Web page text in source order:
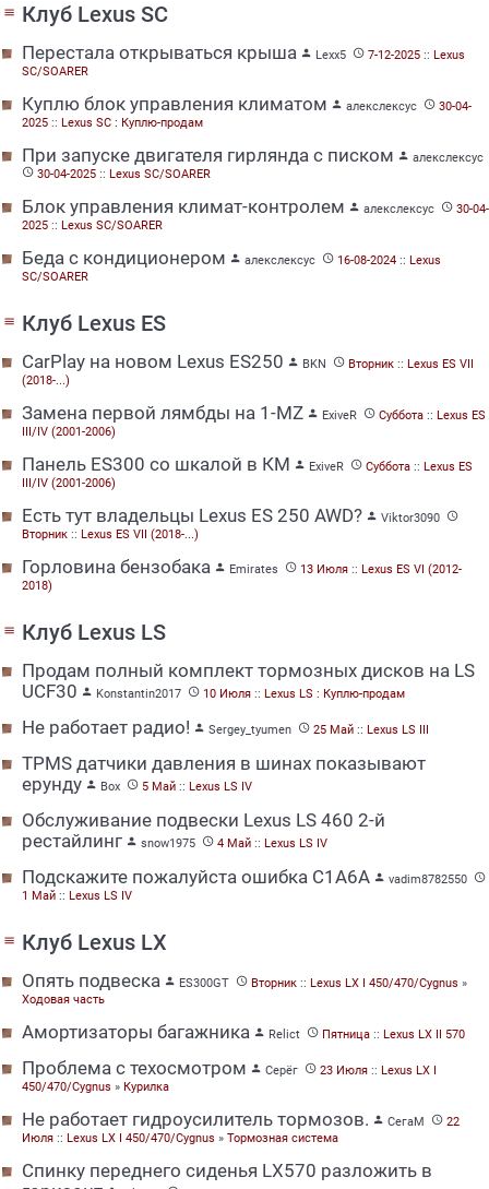
menu Клуб Lexus SC
Перестала открываться крыша  Lexx5  7-12-2025 :: Lexus
SC/SOARER
Куплю блок управления климатом  алекслексус  30-04-
2025 :: Lexus SC : Куплю-продам
При запуске двигателя гирлянда с писком  алекслексус
 30-04-2025 :: Lexus SC/SOARER
Блок управления климат-контролем  алекслексус  30-04-
2025 :: Lexus SC/SOARER
Беда с кондиционером  алекслексус  16-08-2024 :: Lexus
SC/SOARER
menu Клуб Lexus ES
CarPlay на новом Lexus ES250  BKN  Вторник :: Lexus ES VII
(2018-...)
Замена первой лямбды на 1-MZ  ExiveR  Суббота :: Lexus ES
III/IV (2001-2006)
Панель ES300 со шкалой в КМ  ExiveR  Суббота :: Lexus ES
III/IV (2001-2006)
Есть тут владельцы Lexus ES 250 AWD?  Viktor3090 
Вторник :: Lexus ES VII (2018-...)
Горловина бензобака  Emirates  13 Июля :: Lexus ES VI (2012-
2018)
menu Клуб Lexus LS
Продам полный комплект тормозных дисков на LS
UCF30  Konstantin2017  10 Июля :: Lexus LS : Куплю-продам
Не работает радио!  Sergey_tyumen  25 Май :: Lexus LS III
TPMS датчики давления в шинах показывают
ерунду  Box  5 Май :: Lexus LS IV
Обслуживание подвески Lexus LS 460 2-й
рестайлинг  snow1975  4 Май :: Lexus LS IV
Подскажите пожалуйста ошибка С1А6А  vadim8782550 
1 Май :: Lexus LS IV
menu Клуб Lexus LX
Опять подвеска  ES300GT  Вторник :: Lexus LX I 450/470/Cygnus »
Ходовая часть
Амортизаторы багажника  Relict  Пятница :: Lexus LX II 570
Проблема с техосмотром  Серёг  23 Июля :: Lexus LX I
450/470/Cygnus » Курилка
Не работает гидроусилитель тормозов.  СегаМ  22
Июля :: Lexus LX I 450/470/Cygnus » Тормозная система
Спинку переднего сиденья LX570 разложить в